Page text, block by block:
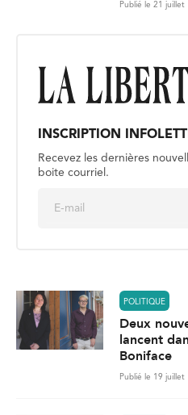
Publié le 21 juillet
INSCRIPTION
Recevez les dernières
boite courriel.
POLITIQUE
Deux
lancent
Boniface
Publié le 19 juillet